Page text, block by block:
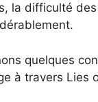
la difficulté
quelques
à travers Lies